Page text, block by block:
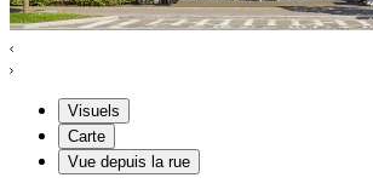
Visuels
Carte
Vue depuis la rue